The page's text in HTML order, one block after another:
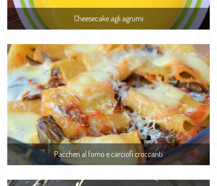
Cheesecake agli agrumi
Paccheri al forno e carciofi croccanti